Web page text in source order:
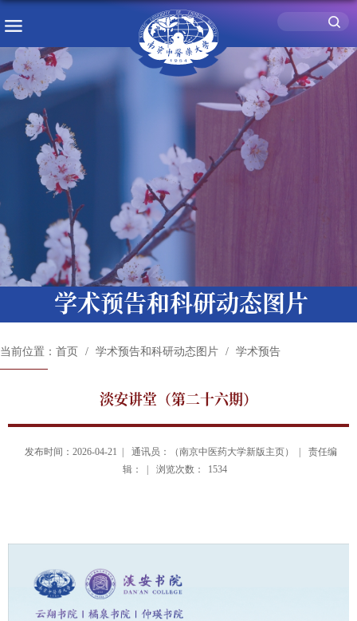
学术预告和科研动态图片
当前位置： 首页 学术预告和科研动态图片 学术预告
淡安讲堂（第二十六期）
发布时间：2026-04-21 | 通讯员：（南京中医药大学新版主页） |
责任编
辑： |
浏览次数： 1534